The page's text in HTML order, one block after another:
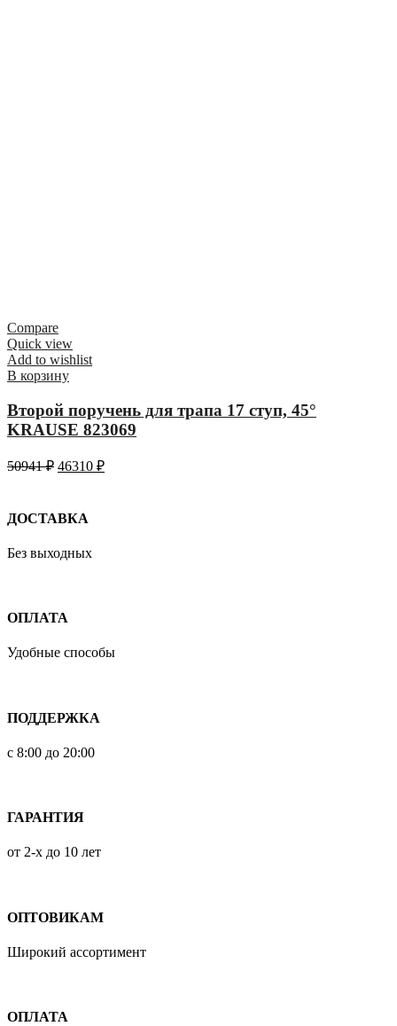
Compare
Quick view
Add to wishlist
В корзину
Второй поручень для трапа 17 ступ, 45°
KRAUSE 823069
50941₽ 46310 ₽
ДОСТАВКА
Без выходных
ОПЛАТА
Удобные способы
ПОДДЕРЖКА
с 8:00 до 20:00
ГАРАНТИЯ
от 2-х до 10 лет
ОПТОВИКАМ
Широкий ассортимент
ОПЛАТА